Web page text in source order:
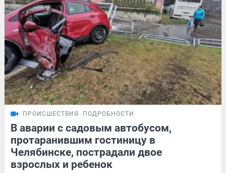
ПРОИСШЕСТВИЯ ПОДРОБНОСТИ
В аварии с садовым автобусом,
протаранившим гостиницу в
Челябинске, пострадали двое
взрослых и ребенок